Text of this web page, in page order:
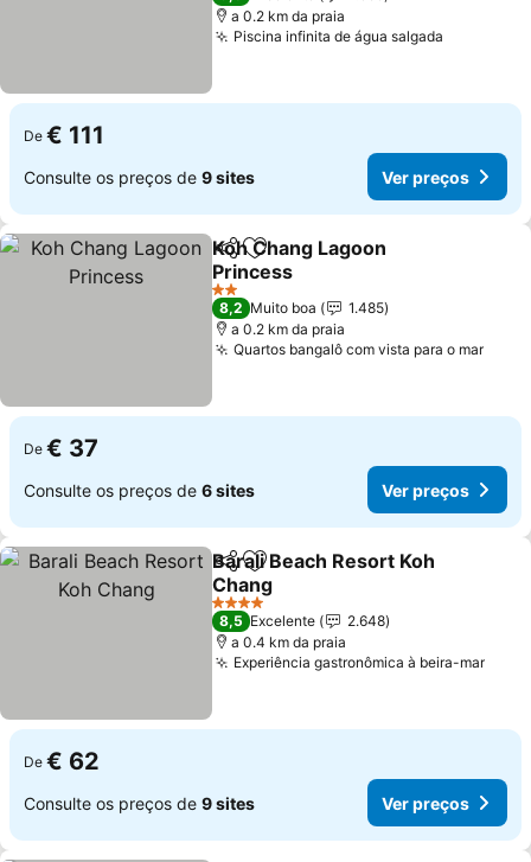
a 0.2 km da praia
Piscina infinita de água salgada
De € 111
Consulte os preços de 9 sites Ver preços
PartilharAdicionar aos favoritos
Koh Chang Lagoon
Princess
2 Estrelas
8,2 Muito boa
1.485
a 0.2 km da praia
Quartos bangalô com vista para o mar
De € 37
Consulte os preços de 6 sites Ver preços
PartilharAdicionar aos favoritos
Barali Beach Resort Koh
Chang
4 Estrelas
8,5 Excelente
2.648
a 0.4 km da praia
Experiência gastronômica à beira-mar
De € 62
Consulte os preços de 9 sites Ver preços